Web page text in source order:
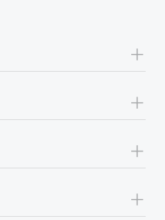
+
+
+
+